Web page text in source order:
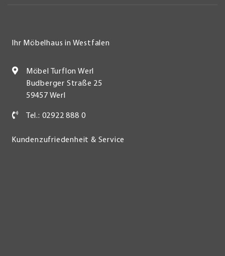
Ihr Möbelhaus in Westfalen
Möbel Turflon Werl
Budberger Straße 25
59457 Werl
Tel.: 02922 888 0
Kundenzufriedenheit & Service